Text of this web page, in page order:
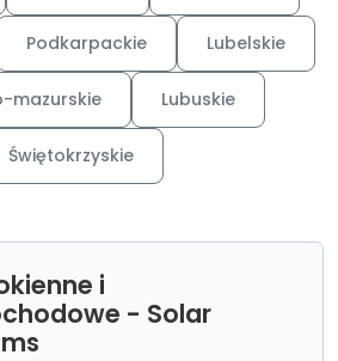
Podkarpackie Lubelskie
mazurskie Lubuskie
Świętokrzyskie
i
- Solar